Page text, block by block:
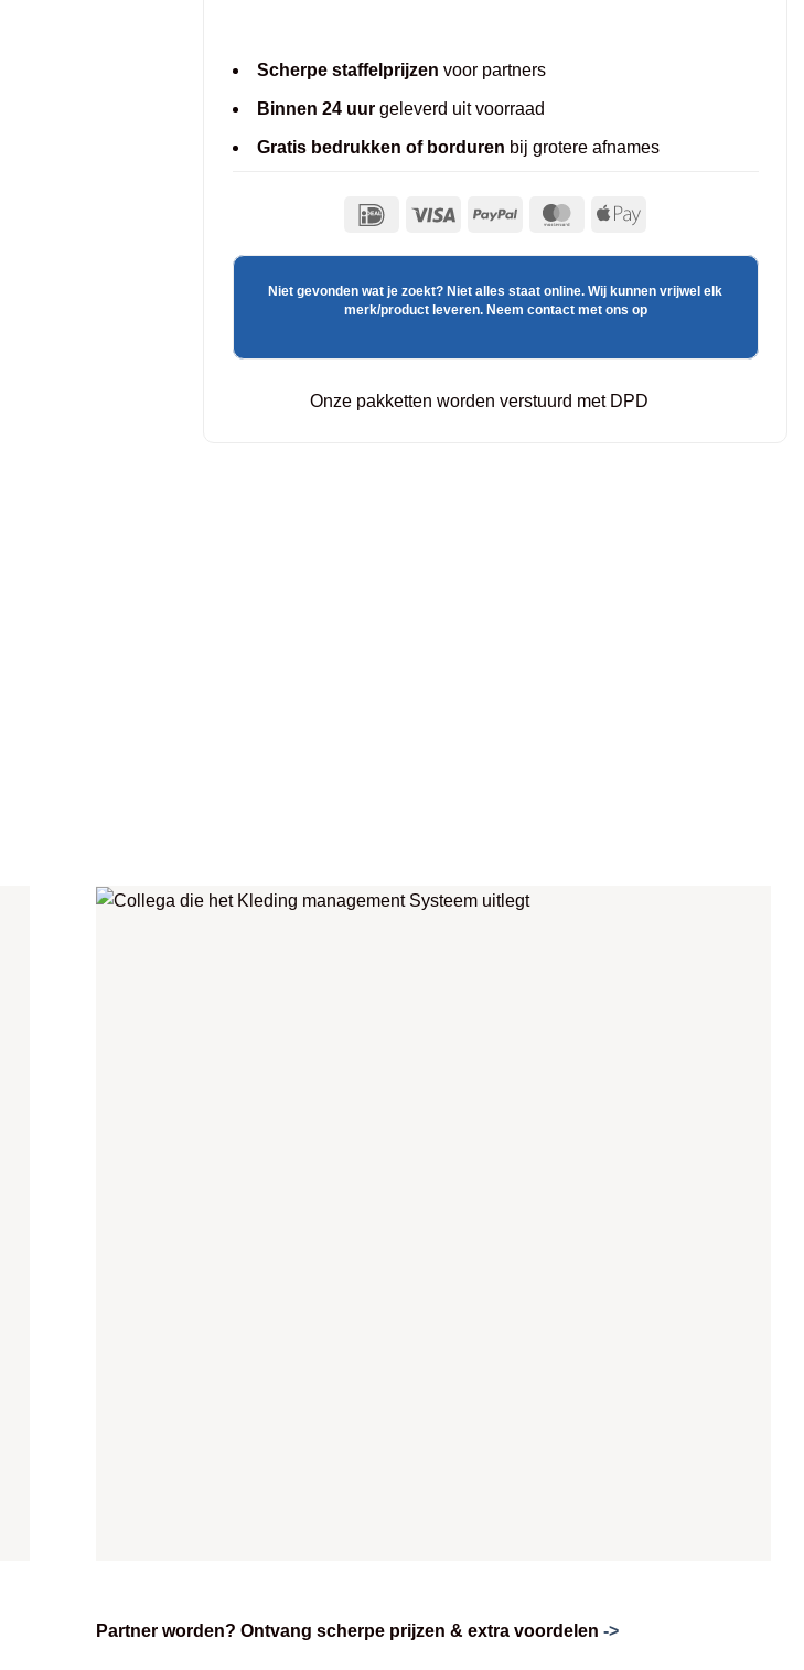
Scherpe staffelprijzen voor partners
Binnen 24 uurgeleverd uit voorraad
Gratis bedrukken of borduren bij grotere afnames
Niet gevonden wat je zoekt? Niet alles staat online. Wij kunnen vrijwel elk
merk/product leveren. Neem contact met ons op
Onze pakketten worden verstuurd met DPD
Partner worden? Ontvang scherpe prijzen & extra voordelen ->